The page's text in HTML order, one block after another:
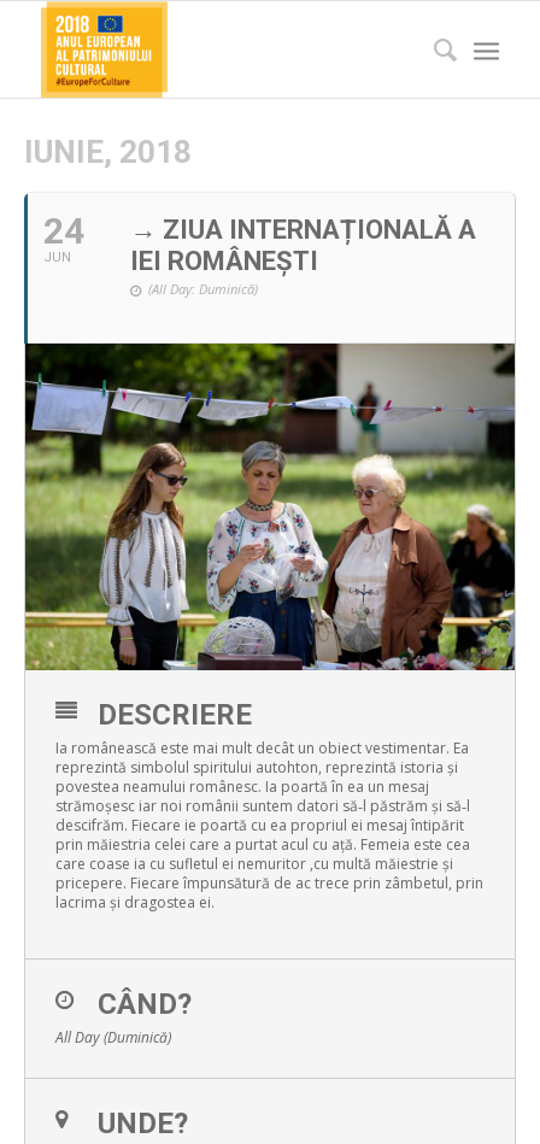
IUNIE, 2018
24
JUN
→ ZIUA INTERNAȚIONALĂ A
IEI ROMÂNEȘTI
(All Day: Duminică)
DESCRIERE
Ia românească este mai mult decât un obiect vestimentar. Ea
reprezintă simbolul spiritului autohton, reprezintă istoria şi
povestea neamului românesc. Ia poartă în ea un mesaj
strămoşesc iar noi românii suntem datori să‐l păstrăm şi să‐l
descifrăm. Fiecare ie poartă cu ea propriul ei mesaj întipărit
prin măiestria celei care a purtat acul cu aţă. Femeia este cea
care coase ia cu sufletul ei nemuritor ,cu multă măiestrie şi
pricepere. Fiecare împunsătură de ac trece prin zâmbetul, prin
lacrima şi dragostea ei.
CÂND?
All Day (Duminică)
UNDE?